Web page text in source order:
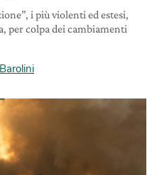
i più violenti ed estesi,
per colpa dei cambiamenti